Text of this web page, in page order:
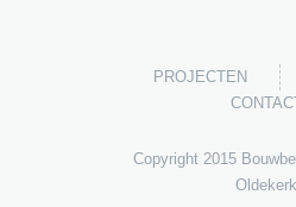
PROJECTEN
Copyright 2015
Oldekerk